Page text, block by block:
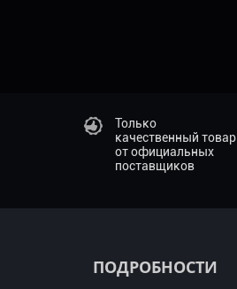
Только
качественный товар
от официальных
поставщиков
ПОДРОБНОСТИ